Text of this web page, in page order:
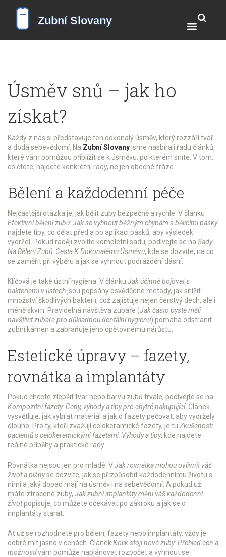
Úsměv snů – jak ho
získat?
Každý z nás si představuje ten dokonalý úsměv, který rozzáří tvář
a dodá sebevědomí. Na Zubní Slovanyjsme nasbírali řadu článků,
které vám pomůžou přiblížit se k úsměvu, po kterém sníte. V tom,
co čtete, najdete konkrétní rady, ne jen obecné fráze.
Bělení a každodenní péče
Nejčastější otázka je, jak bělit zuby bezpečně a rychle. V článku
Efektivní bělení zubů: Jak se vyhnout běžným chybám s bělicími pásky
najdete tipy, co dělat před a po aplikaci pásků, aby výsledek
vydržel. Pokud raději zvolíte kompletní sadu, podívejte se na Sady
Na Bělení Zubů: Cesta K Dokonalému Úsměvu, kde se dozvíte, na co
se zaměřit při výběru a jak se vyhnout podráždění dásní.
Klíčová je také ústní hygiena. V článku Jak účinně bojovat s
bakteriemi v ústechjsou popsány osvědčené metody, jak snížit
množství škodlivých bakterií, což zajišťuje nejen čerstvý dech, ale i
méně skvrn. Pravidelná návštěva zubaře (Jak často byste měli
navštívit zubaře pro důkladnou dentální hygienu) pomáhá odstranit
zubní kámen a zabraňuje jeho opětovnému nárůstu.
Estetické úpravy – fazety,
rovnátka a implantáty
Pokud chcete zlepšit tvar nebo barvu zubů trvale, podívejte se na
Kompozitní fazety: Ceny, výhody a tipy pro chytré nakupující. Článek
vysvětluje, jak vybrat materiál a jak o fazety pečovat, aby vydržely
dlouho. Pro ty, kteří zvažují celokeramické fazety, je tu Zkušenosti
pacientů s celokeramickými fazetami: Výhody a tipy, kde najdete
reálné příběhy a praktické rady.
Rovnátka nejsou jen pro mladé. VJak rovnátka mohou ovlivnit váš
život a plányse dozvíte, jak se přizpůsobit každodennímu životu s
nimi a jaký dopad mají na úsměv i na sebevědomí. A pokud už
máte ztracené zuby, Jak zubní implantáty mění váš každodenní
životpopisuje, co můžete očekávat po zákroku a jak se o
implantáty starat.
Ať už se rozhodnete pro bělení, fazety nebo implantáty, vždy je
dobré mít jasno v cenách. Článek Kolik stojí nové zuby: Přehled cen a
možnostívám pomůže naplánovat rozpočet a vyhnout se